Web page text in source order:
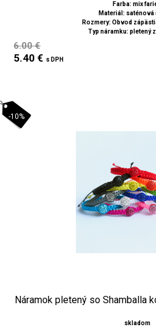
Farba: mix
Materiál: saténová
Rozmery: Obvod
Typ náramku: pletený
6.00 €
5.40 € s DPH
-10%
Náramok pletený so Shamballa
skladom